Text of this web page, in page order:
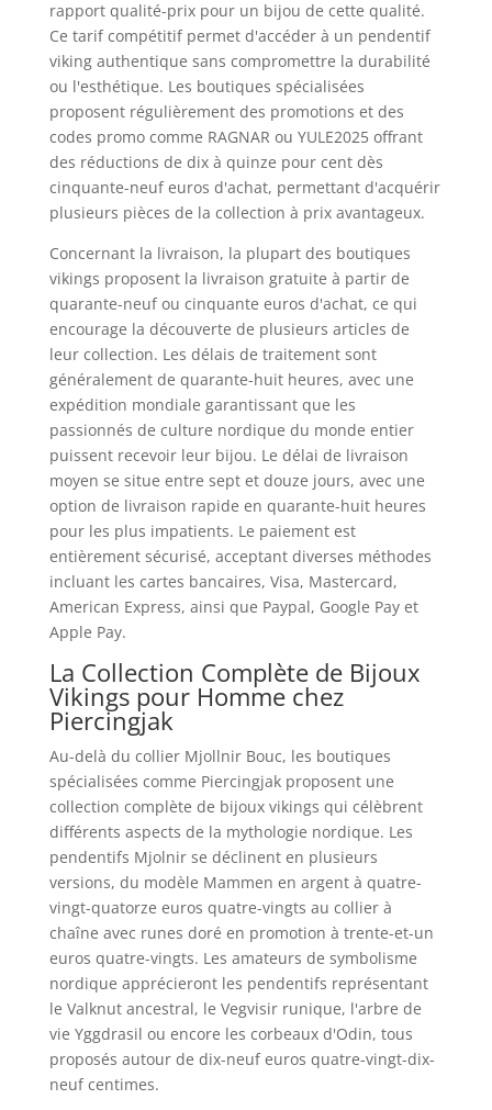
rapport qualité-prix pour un bijou de cette qualité.
Ce tarif compétitif permet d'accéder à un pendentif
viking authentique sans compromettre la durabilité
ou l'esthétique. Les boutiques spécialisées
proposent régulièrement des promotions et des
codes promo comme RAGNAR ou YULE2025 offrant
des réductions de dix à quinze pour cent dès
cinquante-neuf euros d'achat, permettant d'acquérir
plusieurs pièces de la collection à prix avantageux.
Concernant la livraison, la plupart des boutiques
vikings proposent la livraison gratuite à partir de
quarante-neuf ou cinquante euros d'achat, ce qui
encourage la découverte de plusieurs articles de
leur collection. Les délais de traitement sont
généralement de quarante-huit heures, avec une
expédition mondiale garantissant que les
passionnés de culture nordique du monde entier
puissent recevoir leur bijou. Le délai de livraison
moyen se situe entre sept et douze jours, avec une
option de livraison rapide en quarante-huit heures
pour les plus impatients. Le paiement est
entièrement sécurisé, acceptant diverses méthodes
incluant les cartes bancaires, Visa, Mastercard,
American Express, ainsi que Paypal, Google Pay et
Apple Pay.
La Collection Complète de Bijoux
Vikings pour Homme chez
Piercingjak
Au-delà du collier Mjollnir Bouc, les boutiques
spécialisées comme Piercingjak proposent une
collection complète de bijoux vikings qui célèbrent
différents aspects de la mythologie nordique. Les
pendentifs Mjolnir se déclinent en plusieurs
versions, du modèle Mammen en argent à quatre-
vingt-quatorze euros quatre-vingts au collier à
chaîne avec runes doré en promotion à trente-et-un
euros quatre-vingts. Les amateurs de symbolisme
nordique apprécieront les pendentifs représentant
le Valknut ancestral, le Vegvisir runique, l'arbre de
vie Yggdrasil ou encore les corbeaux d'Odin, tous
proposés autour de dix-neuf euros quatre-vingt-dix-
neuf centimes.